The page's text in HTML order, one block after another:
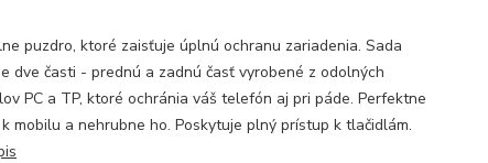
puzdro, ktoré zaisťuje úplnú ochranu zariadenia. Sada
dve časti - prednú a zadnú časť vyrobené z odolných
PC a TP, ktoré ochránia váš telefón aj pri páde. Perfektne
mobilu a nehrubne ho. Poskytuje plný prístup k tlačidlám.